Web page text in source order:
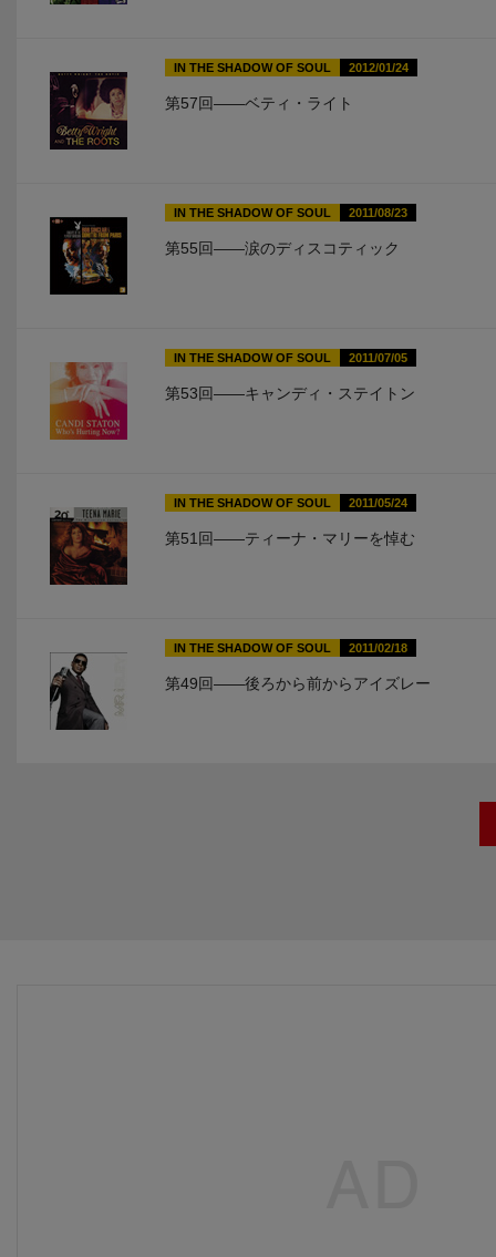
IN THE SHADOW OF SOUL 2012/01/24
第57回――ベティ・ライト
IN THE SHADOW OF SOUL 2011/08/23
第55回――涙のディスコティック
IN THE SHADOW OF SOUL 2011/07/05
第53回――キャンディ・ステイトン
IN THE SHADOW OF SOUL 2011/05/24
第51回――ティーナ・マリーを悼む
IN THE SHADOW OF SOUL 2011/02/18
第49回――後ろから前からアイズレー